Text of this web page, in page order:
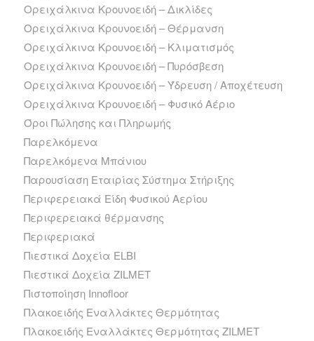
Ορειχάλκινα Κρουνοειδή – Δικλίδες
Ορειχάλκινα Κρουνοειδή – Θέρμανση
Ορειχάλκινα Κρουνοειδή – Κλιματισμός
Ορειχάλκινα Κρουνοειδή – Πυρόσβεση
Ορειχάλκινα Κρουνοειδή – Ύδρευση / Αποχέτευση
Ορειχάλκινα Κρουνοειδή – Φυσικό Αέριο
Όροι Πώλησης και Πληρωμής
Παρελκόμενα
Παρελκόμενα Μπάνιου
Παρουσίαση Εταιρίας Σύστημα Στήριξης
Περιφερειακά Είδη Φυσικού Αερίου
Περιφερειακά θέρμανσης
Περιφεριακά
Πιεστικά Δοχεία ELBI
Πιεστικά Δοχεία ZILMET
Πιστοποίηση Innofloor
Πλακοειδής Εναλλάκτες Θερμότητας
Πλακοειδής Εναλλάκτες Θερμότητας ZILMET